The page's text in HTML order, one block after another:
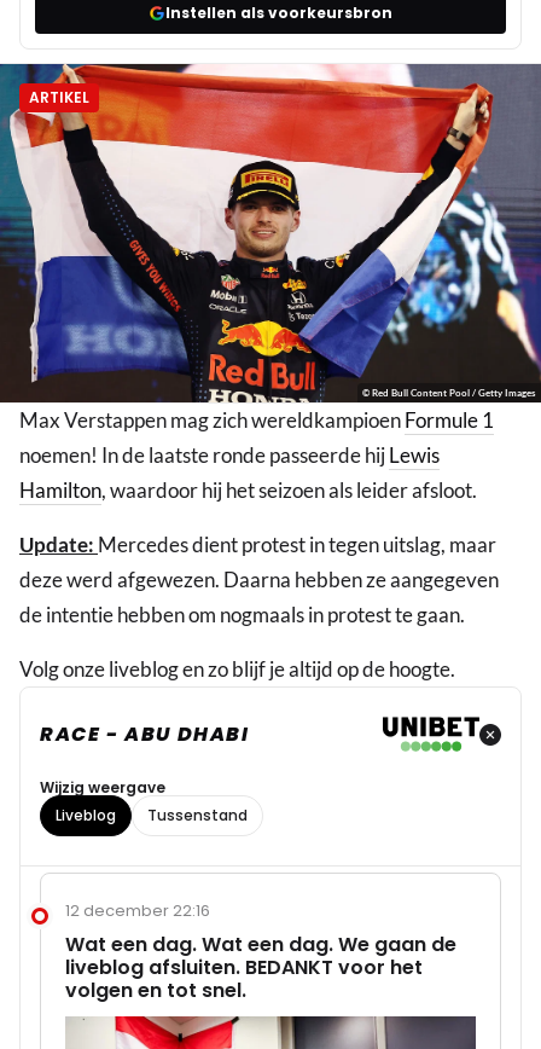
Instellen als voorkeursbron
ARTIKEL
© Red Bull Content Pool / Getty Images
Max Verstappen mag zich wereldkampioenFormule 1
noemen! In de laatste ronde passeerde hijLewis
Hamilton, waardoor hij het seizoen als leider afsloot.
Update: Mercedes dient protest in tegen uitslag, maar
deze werd afgewezen. Daarna hebben ze aangegeven
de intentie hebben om nogmaals in protest te gaan.
Volg onze liveblog en zo blijf je altijd op de hoogte.
RACE - ABU DHABI
Wijzig weergave
Liveblog
Tussenstand
12 december 22:16
Wat een dag. Wat een dag. We gaan de
liveblog afsluiten. BEDANKT voor het
volgen en tot snel.